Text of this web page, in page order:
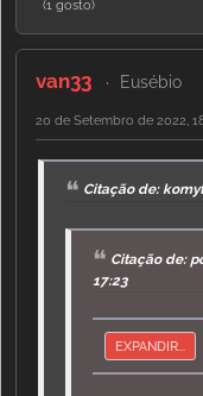
(1 gosto)
van33 Eusébio
20 de Setembro de 2022,
Citação de:
Citação de:
17:23
EXPANDIR...